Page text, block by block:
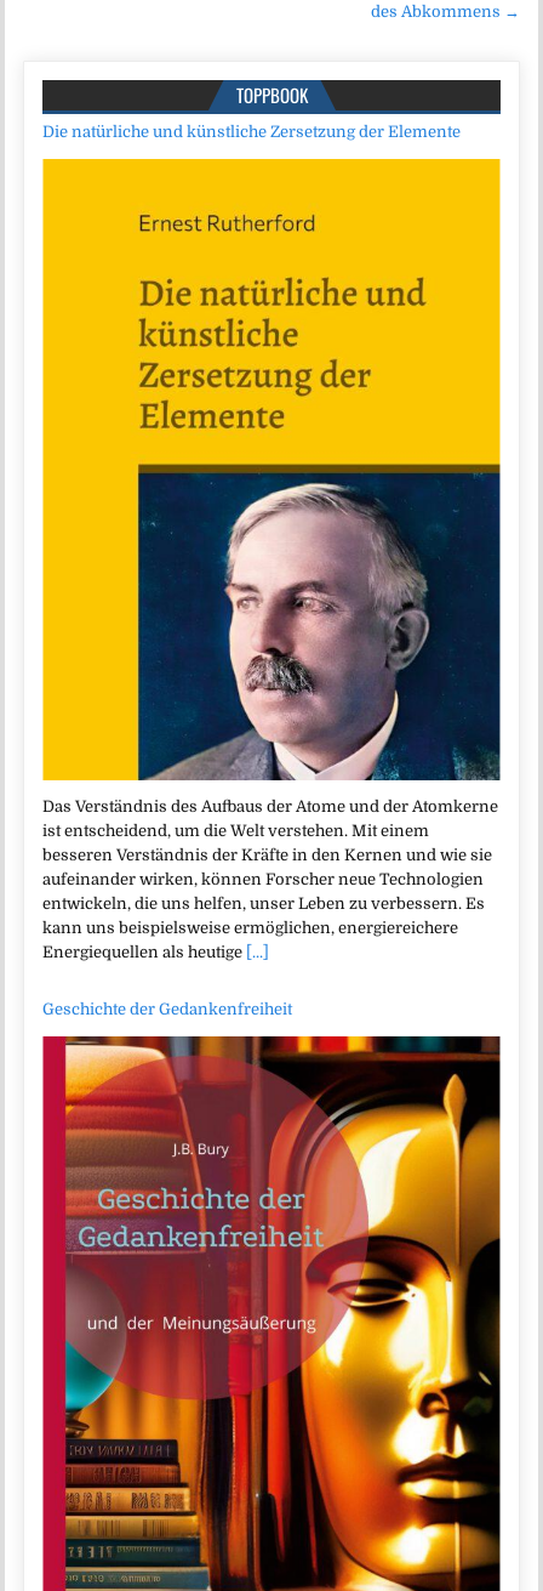
des Abkommens →
TOPPBOOK
Die natürliche und künstliche Zersetzung der Elemente
Das Verständnis des Aufbaus der Atome und der Atomkerne
ist entscheidend, um die Welt verstehen. Mit einem
besseren Verständnis der Kräfte in den Kernen und wie sie
aufeinander wirken, können Forscher neue Technologien
entwickeln, die uns helfen, unser Leben zu verbessern. Es
kann uns beispielsweise ermöglichen, energiereichere
Energiequellen als heutige [...]
Geschichte der Gedankenfreiheit